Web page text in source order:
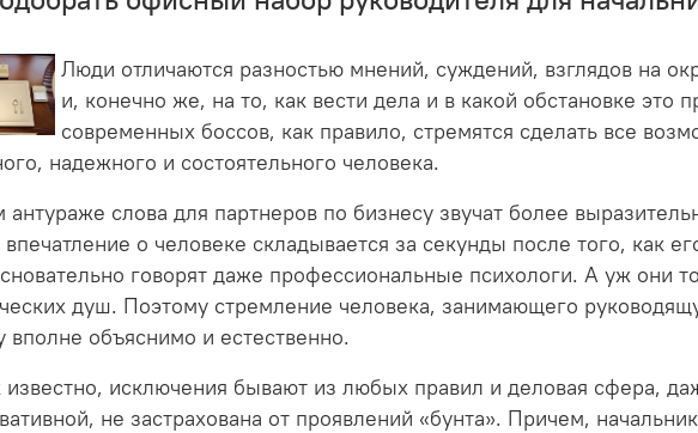
Люди отличаются разностью мнений, суждений, взглядов на
и, конечно же, на то, как вести дела и в какой обстановке это
современных боссов, как правило, стремятся сделать все
надежного и состоятельного человека.
антураже слова для партнеров по бизнесу звучат более
о человеке складывается за секунды после того, как
говорят даже профессиональные психологи. А уж они
душ. Поэтому стремление человека, занимающего
вполне объяснимо и естественно.
известно, исключения бывают из любых правил и деловая сфера,
не застрахована от проявлений «бунта». Причем,